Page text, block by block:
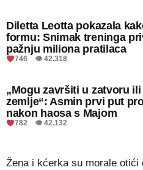
Diletta Leotta pokazala
formu: Snimak treninga
pažnju miliona pratilaca
746 👁 42.318
„Mogu završiti u zatvoru ili
zemlje“: Asmin prvi put
nakon haosa s Majom
782 👁 42.132
Žena i kćerka su morale otići